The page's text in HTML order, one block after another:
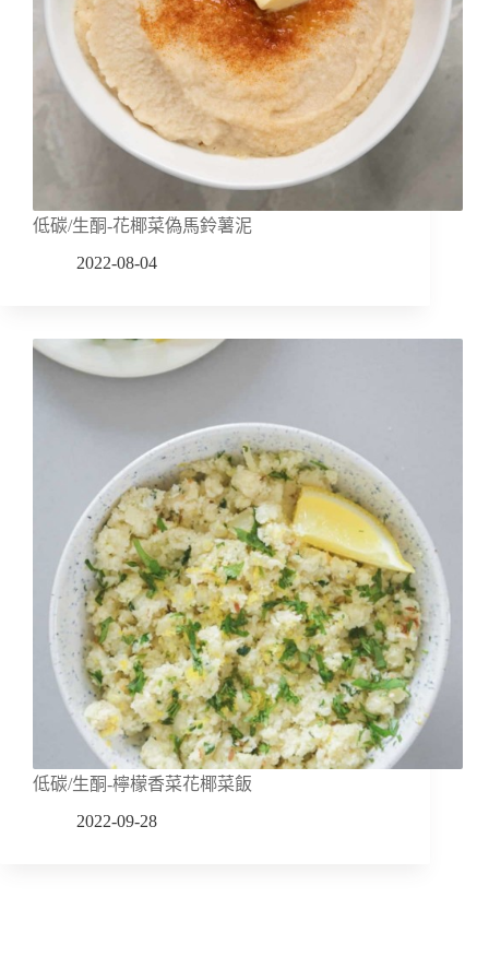
低碳/生酮-花椰菜偽馬鈴薯泥
2022-08-04
低碳/生酮-檸檬香菜花椰菜飯
2022-09-28